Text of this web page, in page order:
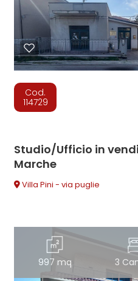
Cod.
114729
Studio/Ufficio in
Marche
Villa Pini - via puglie
997 mq 3